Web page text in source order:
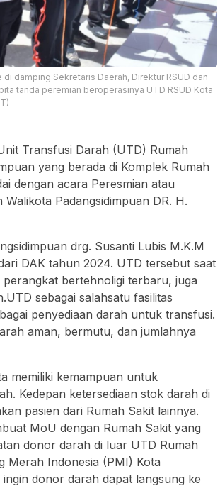
damping Sekretaris Daerah, Direktur RSUD dan
tanda peremian beroperasinya UTD RSUD Kota
Transfusi Darah (UTD) Rumah
yang berada di Komplek Rumah
dengan acara Peresmian atau
Padangsidimpuan DR. H.
drg. Susanti Lubis M.K.M
DAK tahun 2024. UTD tersebut saat
bertehnoligi terbaru, juga
sebagai salahsatu fasilitas
penyediaan darah untuk transfusi.
aman, bermutu, dan jumlahnya
memiliki kemampuan untuk
Kedepan ketersediaan stok darah di
pasien dari Rumah Sakit lainnya.
MoU dengan Rumah Sakit yang
donor darah di luar UTD Rumah
Merah Indonesia (PMI) Kota
donor darah dapat langsung ke